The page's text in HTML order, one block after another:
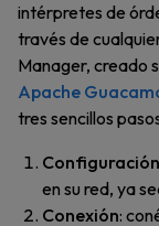
intérpretes de
través de
Manager, creado
Apache
tres sencillos
Configuración
en su red, ya
Conexión: